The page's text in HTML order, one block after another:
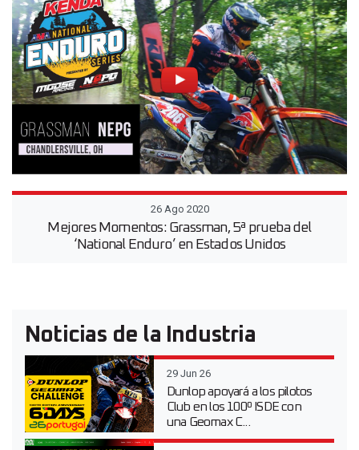
26 Ago 2020
Mejores Momentos: Grassman, 5ª prueba del
‘National Enduro’ en Estados Unidos
Noticias de la Industria
29 Jun 26
Dunlop apoyará a los pilotos
Club en los 100º ISDE con
una Geomax C...